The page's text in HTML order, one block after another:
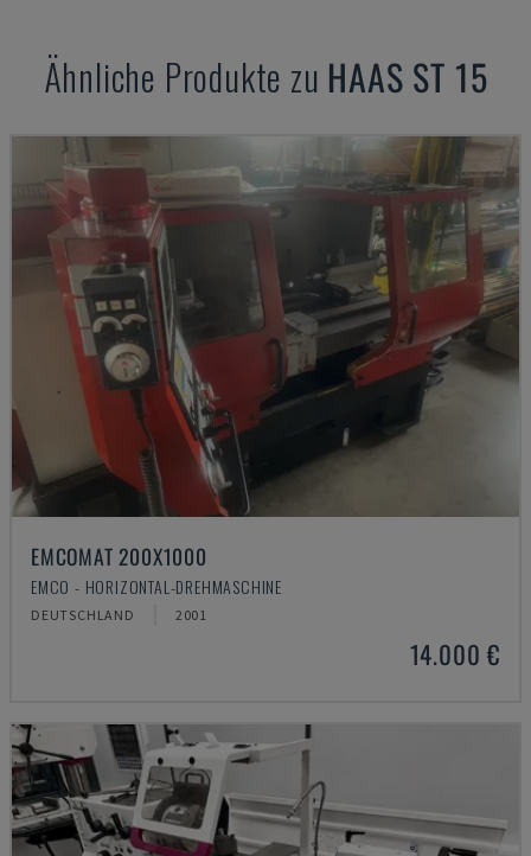
Ähnliche Produkte zu HAAS ST 15
EMCOMAT 200X1000
EMCO - HORIZONTAL-DREHMASCHINE
DEUTSCHLAND 2001
14.000 €